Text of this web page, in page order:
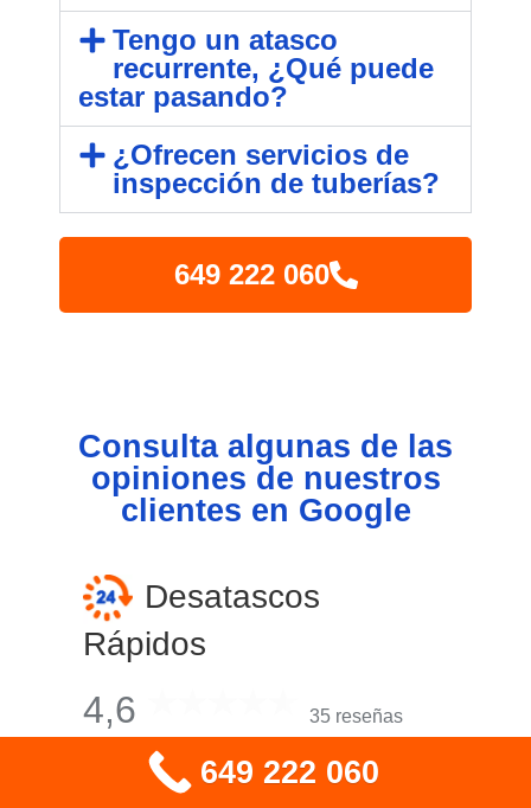
Tengo un atasco
recurrente, ¿Qué puede
estar pasando?
¿Ofrecen servicios de
inspección de tuberías?
649 222 060
Consulta algunas de las
opiniones de nuestros
clientes en Google
Desatascos
Rápidos
4,6 35 reseñas
Raquel Pardo Fernandez
★★★★★
649 222 060